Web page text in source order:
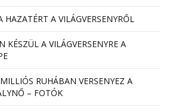
A VILÁGVERSENYRŐL
KÉSZÜL A VILÁGVERSENYRE A
RUHÁBAN VERSENYEZ A
– FOTÓK